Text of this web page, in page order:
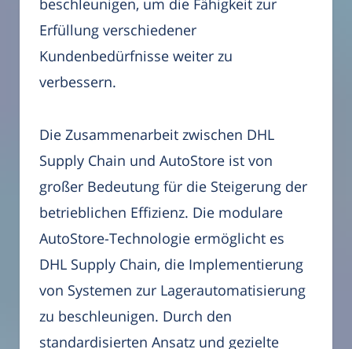
beschleunigen, um die Fähigkeit zur
Erfüllung verschiedener
Kundenbedürfnisse weiter zu
verbessern.
Die Zusammenarbeit zwischen DHL
Supply Chain und AutoStore ist von
großer Bedeutung für die Steigerung der
betrieblichen Effizienz. Die modulare
AutoStore-Technologie ermöglicht es
DHL Supply Chain, die Implementierung
von Systemen zur Lagerautomatisierung
zu beschleunigen. Durch den
standardisierten Ansatz und gezielte